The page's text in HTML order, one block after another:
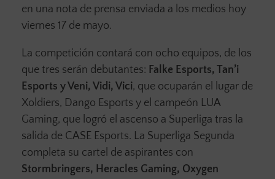
en una nota de prensa enviada a los medios hoy
viernes 17 de mayo.
La competición contará con ocho equipos, de los
que tres serán debutantes: Falke Esports, Tan’i
Esports y Veni, Vidi, Vici, que ocuparán el lugar de
Xoldiers, Dango Esports y el campeón LUA
Gaming, que logró el ascenso a Superliga tras la
salida de CASE Esports. La Superliga Segunda
completa su cartel de aspirantes con
Stormbringers, Heracles Gaming, Oxygen